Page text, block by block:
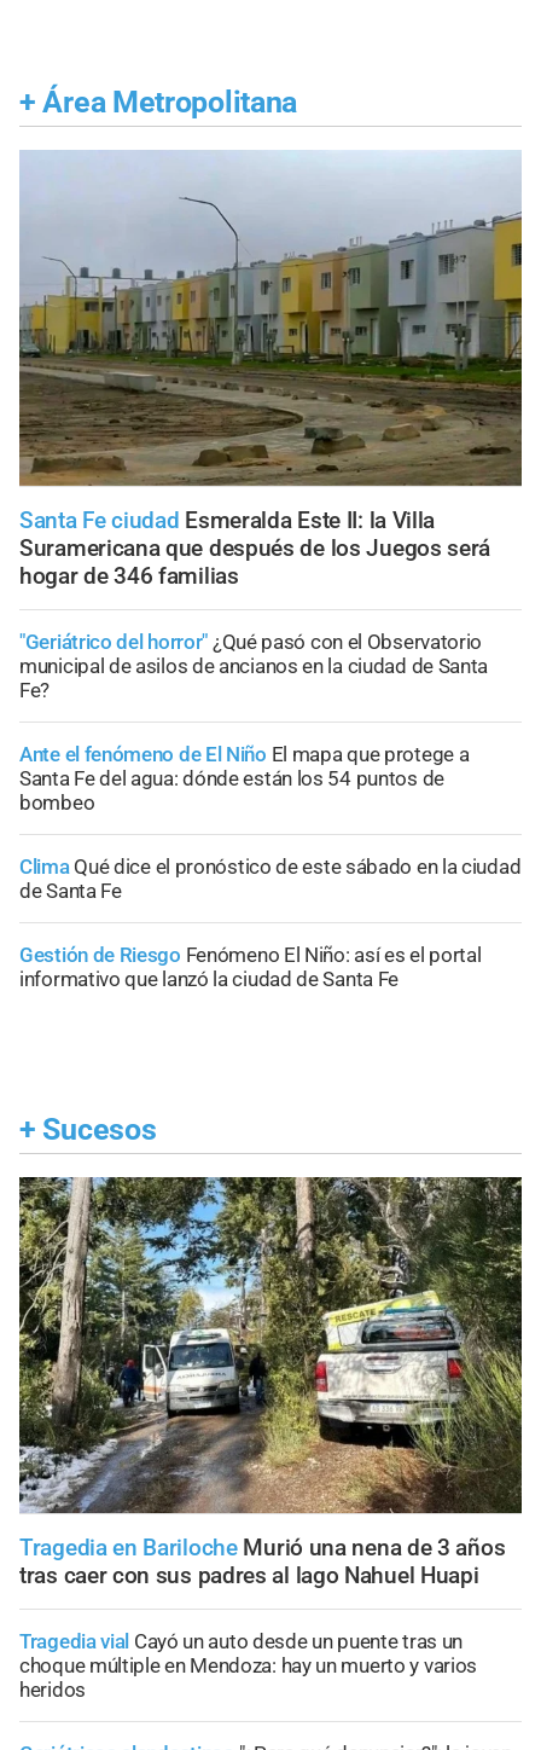
+ Área Metropolitana
Santa Fe ciudad Esmeralda Este II: la Villa
Suramericana que después de los Juegos será
hogar de 346 familias
"Geriátrico del horror" ¿Qué pasó con el Observatorio
municipal de asilos de ancianos en la ciudad de Santa
Fe?
Ante el fenómeno de El Niño El mapa que protege a
Santa Fe del agua: dónde están los 54 puntos de
bombeo
Clima Qué dice el pronóstico de este sábado en la ciudad
de Santa Fe
Gestión de Riesgo Fenómeno El Niño: así es el portal
informativo que lanzó la ciudad de Santa Fe
+ Sucesos
Tragedia en Bariloche Murió una nena de 3 años
tras caer con sus padres al lago Nahuel Huapi
Tragedia vial Cayó un auto desde un puente tras un
choque múltiple en Mendoza: hay un muerto y varios
heridos